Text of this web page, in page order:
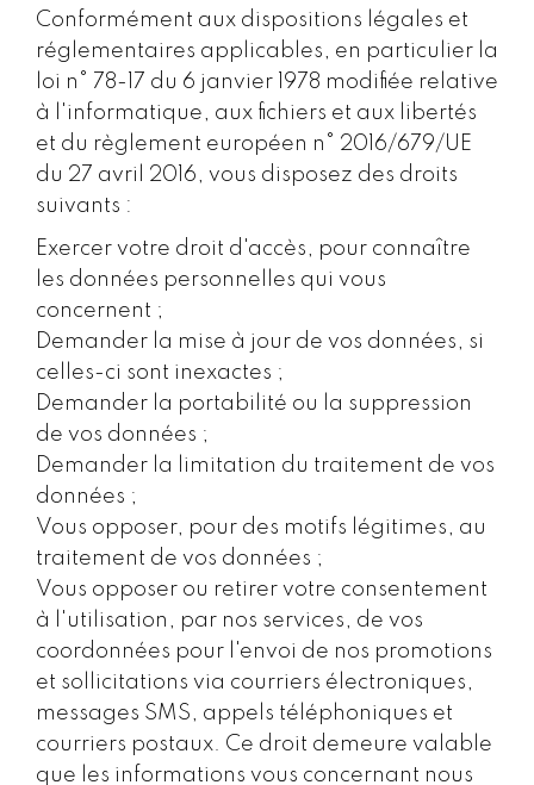
Conformément aux dispositions légales et
réglementaires applicables, en particulier la
loi n° 78-17 du 6 janvier 1978 modifiée relative
à l'informatique, aux fichiers et aux libertés
et du règlement européen n° 2016/679/UE
du 27 avril 2016, vous disposez des droits
suivants :
Exercer votre droit d'accès, pour connaître
les données personnelles qui vous
concernent ;
Demander la mise à jour de vos données, si
celles-ci sont inexactes ;
Demander la portabilité ou la suppression
de vos données ;
Demander la limitation du traitement de vos
données ;
Vous opposer, pour des motifs légitimes, au
traitement de vos données ;
Vous opposer ou retirer votre consentement
à l'utilisation, par nos services, de vos
coordonnées pour l'envoi de nos promotions
et sollicitations via courriers électroniques,
messages SMS, appels téléphoniques et
courriers postaux. Ce droit demeure valable
que les informations vous concernant nous